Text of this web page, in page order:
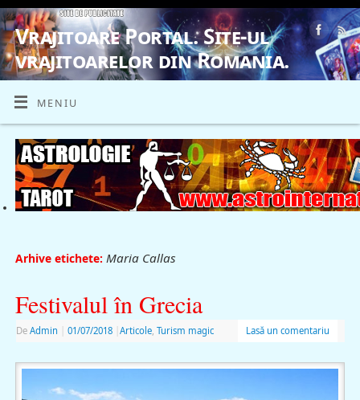
Vrajitoare Portal. Site-ul
vrajitoarelor din Romania.
VRAJITOARE, VRAJITOARELE, VRAJITOARE
MENIU
Arhive etichete: Maria Callas
Festivalul în Grecia
De Admin 01/07/2018 Articole, Turism magic Lasă un comentariu